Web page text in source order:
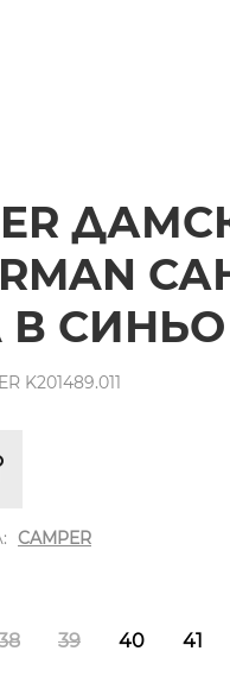
В СИНЬО
K201489.011
CAMPER
39 40 41